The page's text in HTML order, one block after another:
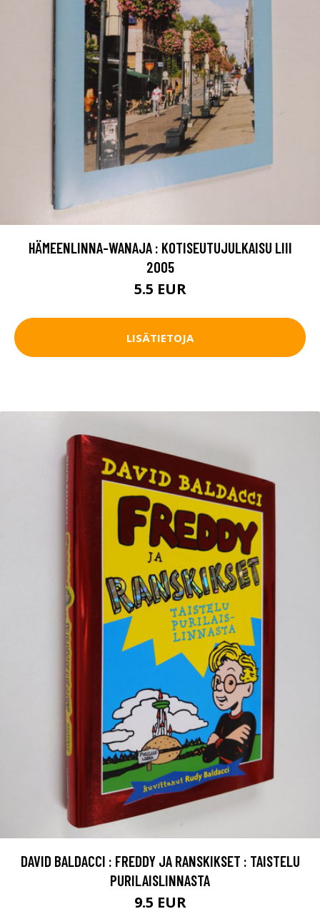
HÄMEENLINNA-WANAJA : KOTISEUTUJULKAISU LIII
2005
5.5 EUR
LISÄTIETOJA
DAVID BALDACCI : FREDDY JA RANSKIKSET : TAISTELU
PURILAISLINNASTA
9.5 EUR